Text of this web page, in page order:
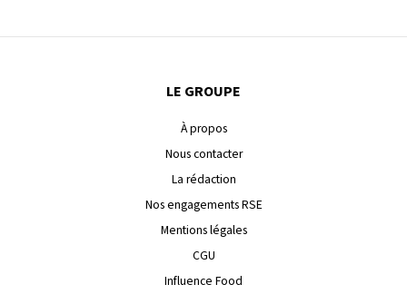
LE GROUPE
À propos
Nous contacter
La rédaction
Nos engagements RSE
Mentions légales
CGU
Influence Food